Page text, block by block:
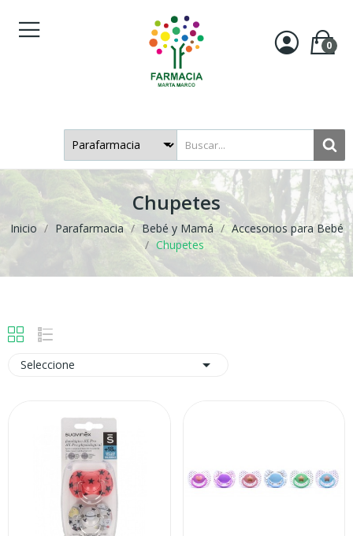
0
Chupetes
Inicio Parafarmacia Bebé y Mamá
Accesorios para Bebé
Chupetes
Seleccione 